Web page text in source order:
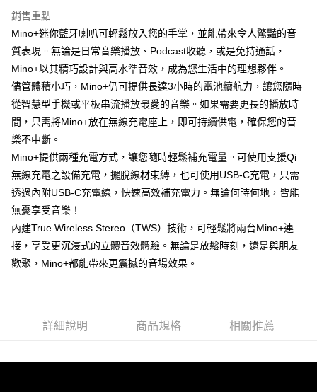
台灣樂天信用卡公司
玉山商業銀行
台灣樂天信用卡公司
每筆NT$80，滿NT$1,000(含以上)免運費
付款後7-11取貨
每筆NT$80，滿NT$1,000(含以上)免運費
黑貓宅急便
每筆NT$120，滿NT$1,000(含以上)免運費
黑貓宅配(離島)
每筆NT$250，滿NT$2,000(含以上)免運費
付款後門市自取
每筆NT$120，滿NT$1,000(含以上)免運費
銷售重點
Mino+迷你藍牙喇叭可輕鬆放入您的手掌，並能帶來令人驚豔的音
質表現。無論是日常音樂播放、Podcast收聽，或是免持通話，
Mino+以其精巧設計與高水準音效，成為您生活中的理想夥伴。
儘管體積小巧，Mino+仍可提供長達3小時的電池續航力，讓您隨時
從智慧型手機或平板串流播放最愛的音樂。如果需要更長的播放時
間，只需將Mino+放在無線充電座上，即可持續供電，確保您的音
樂不中斷。
Mino+提供兩種充電方式，讓您隨時輕鬆補充電量。可使用支援Qi
無線充電之設備充電，擺脫線材束縛，也可使用USB-C充電，只需
透過內附USB-C充電線，快速高效補充電力。無論何時何地，皆能
無憂享受音樂！
內建True Wireless Stereo（TWS）技術，可輕鬆將兩台Mino+連
接，享受更沉浸式的立體音效體驗。無論是放鬆時刻，還是與朋友
歡聚，Mino+都能帶來更震撼的音場效果。
詳細說明 商品規格 相關推薦